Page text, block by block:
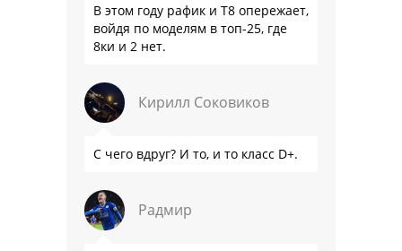
В этом году рафик и Т8 опережает,
войдя по моделям в топ-25, где
8ки и 2 нет.
Кирилл Соковиков
С чего вдруг? И то, и то класс D+.
Радмир